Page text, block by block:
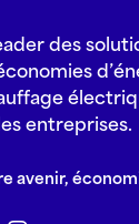
des
entreprises.
avenir,